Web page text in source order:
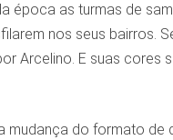
época as turmas de
nos seus bairros.
Arcelino. E suas cores
mudança do formato de